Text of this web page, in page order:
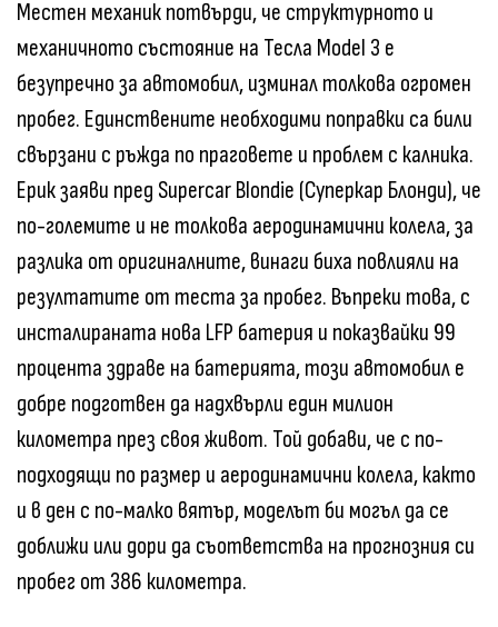
Местен механик потвърди, че структурното и
механичното състояние на Тесла Model 3 е
безупречно за автомобил, изминал толкова огромен
пробег. Единствените необходими поправки са били
свързани с ръжда по праговете и проблем с калника.
Ерик заяви пред Supercar Blondie (Суперкар Блонди), че
по-големите и не толкова аеродинамични колела, за
разлика от оригиналните, винаги биха повлияли на
резултатите от теста за пробег. Въпреки това, с
инсталираната нова LFP батерия и показвайки 99
процента здраве на батерията, този автомобил е
добре подготвен да надхвърли един милион
километра през своя живот. Той добави, че с по-
подходящи по размер и аеродинамични колела, както
и в ден с по-малко вятър, моделът би могъл да се
доближи или дори да съответства на прогнозния си
пробег от 386 километра.